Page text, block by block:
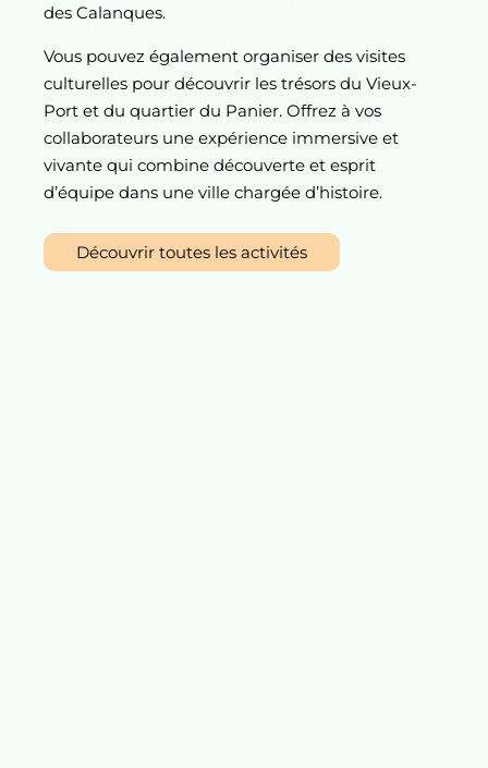
des Calanques.
Vous pouvez également organiser des visites
culturelles pour découvrir les trésors du Vieux-
Port et du quartier du Panier. Offrez à vos
collaborateurs une expérience immersive et
vivante qui combine découverte et esprit
d’équipe dans une ville chargée d’histoire.
Découvrir toutes les activités